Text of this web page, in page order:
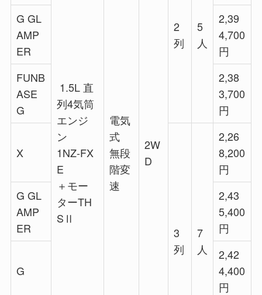
1.5L 直
列4気筒
エンジ
ン
1NZ-FX
E
＋モー
ターTH
SⅡ
電気
式
無段
階変
速
2W
D
2
列
5
人
G GL
AMP
ER
2,39
4,700
円
FUNB
ASE
G
2,38
3,700
円
X
3
列
7
人
2,26
8,200
円
G GL
AMP
ER
2,43
5,400
円
G
2,42
4,400
円